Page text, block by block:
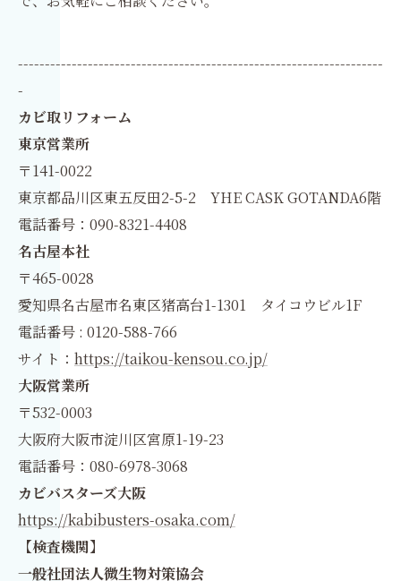
--------------------------------------------------------------------
-
カビ取リフォーム
東京営業所
〒141-0022
東京都品川区東五反田2-5-2 YHE CASK GOTANDA6階
電話番号：090-8321-4408
名古屋本社
〒465-0028
愛知県名古屋市名東区猪高台1-1301 タイコウビル1F
電話番号 : 0120-588-766
サイト： https://taikou-kensou.co.jp/
大阪営業所
〒532-0003
大阪府大阪市淀川区宮原1-19-23
電話番号：080-6978-3068
カビバスターズ大阪
https://kabibusters-osaka.com/
【検査機関】
一般社団法人微生物対策協会